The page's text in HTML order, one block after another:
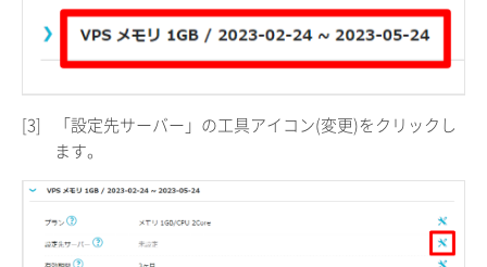
[3]
「設定先サーバー」の工具アイコン(変更)をクリックし
ます。